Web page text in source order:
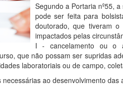
Segundo a Portaria nº55,
pode ser feita para
doutorado, que tiveram
impactados pelas
I - cancelamento ou o
que não possam ser supridas
laboratoriais ou de campo,
ao desenvolvimento das